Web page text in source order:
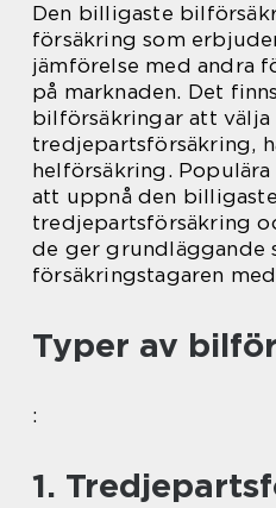
Den billigaste
försäkring som
jämförelse med andra
på marknaden. Det
bilförsäkringar att välja
tredjepartsförsäkring,
helförsäkring.
att uppnå den
tredjepartsförsäkring
de ger grundläggande
försäkringstagaren
Typer av
:
1.